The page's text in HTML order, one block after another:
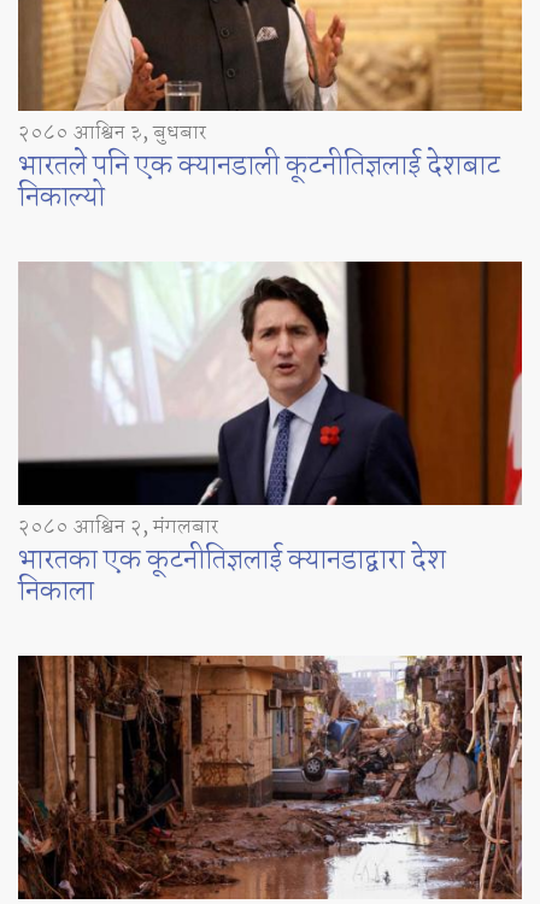
२०८० आश्विन ३, बुधबार
भारतले पनि एक क्यानडाली कूटनीतिज्ञलाई देशबाट
निकाल्यो
२०८० आश्विन २, मंगलबार
भारतका एक कूटनीतिज्ञलाई क्यानडाद्वारा देश
निकाला